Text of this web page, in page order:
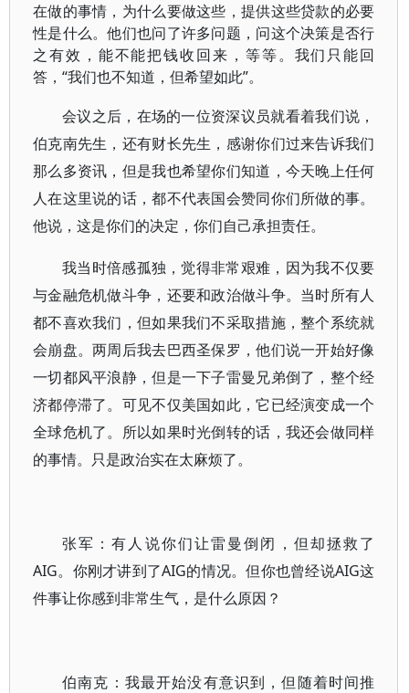
在做的事情，为什么要做这些，提供这些贷款的必要
性是什么。他们也问了许多问题，问这个决策是否行
之有效，能不能把钱收回来，等等。我们只能回
答，“我们也不知道，但希望如此”。
会议之后，在场的一位资深议员就看着我们说，
伯克南先生，还有财长先生，感谢你们过来告诉我们
那么多资讯，但是我也希望你们知道，今天晚上任何
人在这里说的话，都不代表国会赞同你们所做的事。
他说，这是你们的决定，你们自己承担责任。
我当时倍感孤独，觉得非常艰难，因为我不仅要
与金融危机做斗争，还要和政治做斗争。当时所有人
都不喜欢我们，但如果我们不采取措施，整个系统就
会崩盘。两周后我去巴西圣保罗，他们说一开始好像
一切都风平浪静，但是一下子雷曼兄弟倒了，整个经
济都停滞了。可见不仅美国如此，它已经演变成一个
全球危机了。所以如果时光倒转的话，我还会做同样
的事情。只是政治实在太麻烦了。
张军：有人说你们让雷曼倒闭，但却拯救了
AIG。你刚才讲到了AIG的情况。但你也曾经说AIG这
件事让你感到非常生气，是什么原因？
伯南克：我最开始没有意识到，但随着时间推